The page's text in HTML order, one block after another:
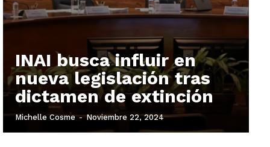
INAI busca influir en
nueva legislación tras
dictamen de extinción
Michelle Cosme - Noviembre 22, 2024